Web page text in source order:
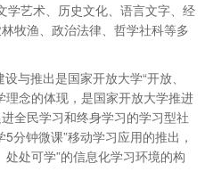
学艺术、历史文化、语言文字、经
牧渔、政治法律、哲学社科等多
与推出是国家开放大学“开放、
理念的体现，是国家开放大学推进
全民学习和终身学习的学习型社
分钟微课”移动学习应用的推出，
处可学”的信息化学习环境的构